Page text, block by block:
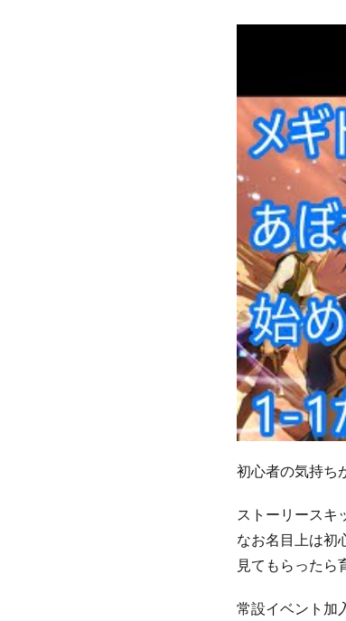
初心者の気持ち
ストーリースキ
なお名目上は初
見てもらったら
常設イベント加